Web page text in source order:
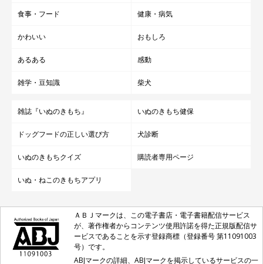
食事・フード 健康・病気
かわいい おもしろ
あるある 感動
雑学・豆知識 柴犬
雑誌『いぬのきもち』 いぬのきもち健保
ドッグフードの正しい選び方 犬診断
いぬのきもちクイズ 購読者専用ページ
いぬ・ねこのきもちアプリ
ＡＢＪマークは、この電子書店・電子書籍配信サービス
が、著作権者からコンテンツ使用許諾を得た正規版配信サ
ービスであることを示す登録商標（登録番号 第11091003
号）です。
ABJマークの詳細、ABJマークを掲示しているサービスの一